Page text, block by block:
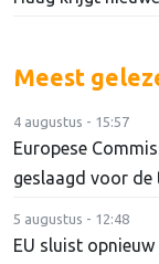
Meest
4 augustus - 15:57
Europese
geslaagd voor de
5 augustus - 12:48
EU sluist